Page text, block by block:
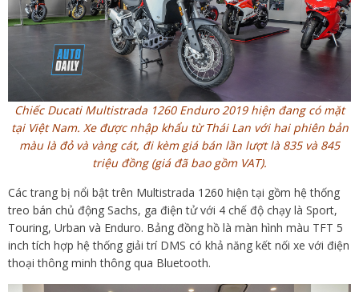
Chiếc Ducati Multistrada 1260 Enduro 2019 hiện đang có mặt
tại Việt Nam. Xe được nhập khẩu từ Thái Lan với hai phiên bản
màu là đỏ và vàng cát, đi kèm giá bán lần lượt là 835 và 845
triệu đồng (giá đã bao gồm VAT).
Các trang bị nổi bật trên Multistrada 1260 hiện tại gồm hệ thống
treo bán chủ động Sachs, ga điện tử với 4 chế độ chạy là Sport,
Touring, Urban và Enduro. Bảng đồng hồ là màn hình màu TFT 5
inch tích hợp hệ thống giải trí DMS có khả năng kết nối xe với điện
thoại thông minh thông qua Bluetooth.